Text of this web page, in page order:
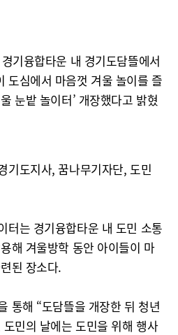
기융합타운 내 경기도담뜰에서
도심에서 마음껏 겨울 놀이를 즐
눈밭 놀이터’ 개장했다고 밝혔
기도지사, 꿈나무기자단, 도민
터는 경기융합타운 내 도민 소통
해 겨울방학 동안 아이들이 마
된 장소다.
통해 “도담뜰을 개장한 뒤 청년
민의 날에는 도민을 위해 행사